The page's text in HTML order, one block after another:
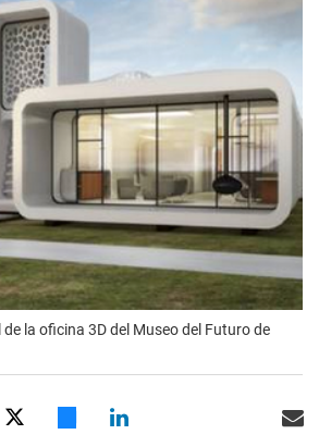
la oficina 3D del Museo del Futuro de